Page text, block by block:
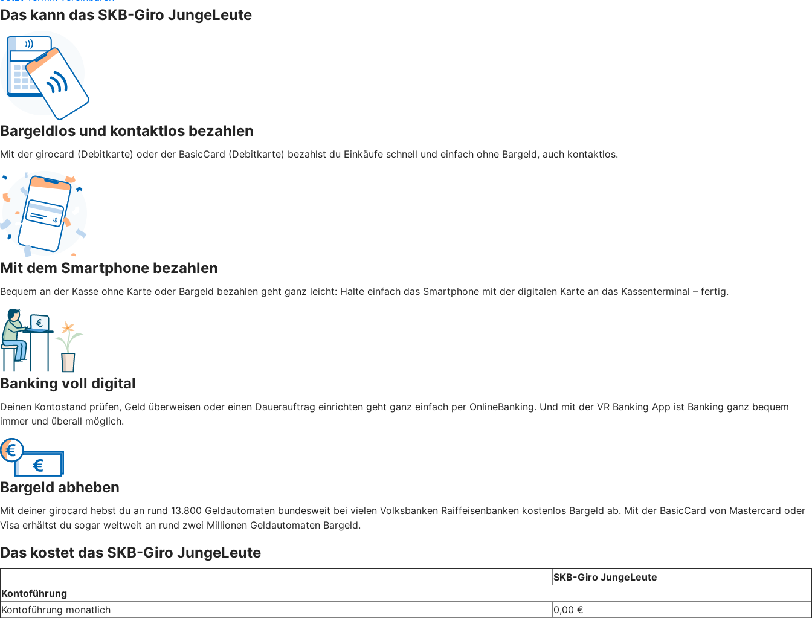
Das kann das SKB-Giro JungeLeute
Bargeldlos und kontaktlos bezahlen
Mit der girocard (Debitkarte) oder der BasicCard (Debitkarte) bezahlst du Einkäufe schnell und einfach ohne Bargeld, auch kontaktlos.
Mit dem Smartphone bezahlen
Bequem an der Kasse ohne Karte oder Bargeld bezahlen geht ganz leicht: Halte einfach das Smartphone mit der digitalen Karte an das Kassenterminal – fertig.
Banking voll digital
Deinen Kontostand prüfen, Geld überweisen oder einen Dauerauftrag einrichten geht ganz einfach per OnlineBanking. Und mit der VR Banking App ist Banking ganz bequem
immer und überall möglich.
Bargeld abheben
Mit deiner girocard hebst du an rund 13.800 Geldautomaten bundesweit bei vielen Volksbanken Raiffeisenbanken kostenlos Bargeld ab. Mit der BasicCard von Mastercard oder
Visa erhältst du sogar weltweit an rund zwei Millionen Geldautomaten Bargeld.
Das kostet das SKB-Giro JungeLeute
SKB-Giro JungeLeute
Kontoführung
Kontoführung monatlich
0,00 €